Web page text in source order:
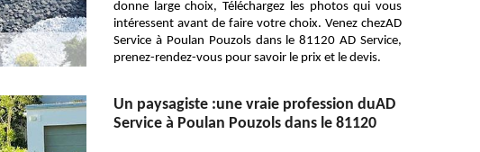
donne large choix, Téléchargez les photos qui vous
intéressent avant de faire votre choix. Venez chezAD
Service à Poulan Pouzols dans le 81120 AD Service,
prenez-rendez-vous pour savoir le prix et le devis.
Un paysagiste :une vraie profession duAD
Service à Poulan Pouzols dans le 81120